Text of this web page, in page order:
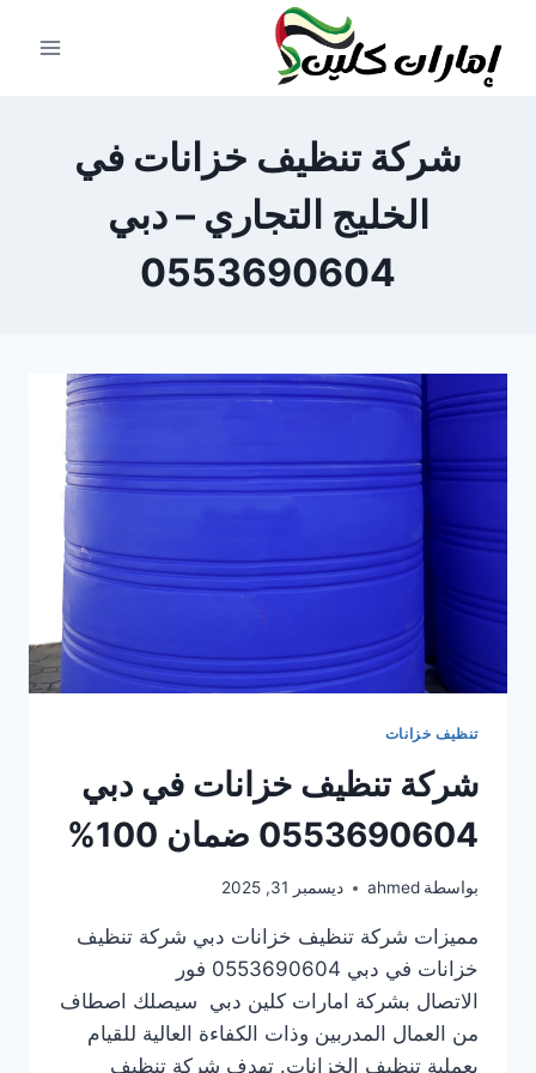
المحتوى
شركة تنظيف خزانات في
الخليج التجاري – دبي
0553690604
تنظيف خزانات
شركة تنظيف خزانات في دبي
0553690604 ضمان 100%
بواسطة ahmed ديسمبر 31, 2025
مميزات شركة تنظيف خزانات دبي شركة تنظيف
خزانات في دبي 0553690604 فور
الاتصال بشركة امارات كلين دبي سيصلك اصطاف
من العمال المدربين وذات الكفاءة العالية للقيام
بعملية تنظيف الخزانات. تهدف شركة تنظيف